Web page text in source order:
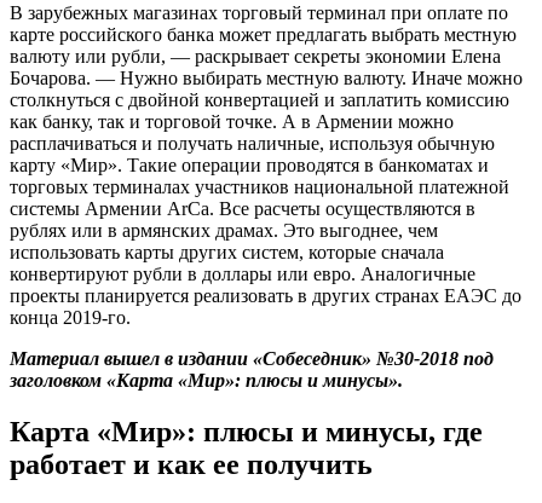
В зарубежных магазинах торговый терминал при оплате по
карте российского банка может предлагать выбрать местную
валюту или рубли, — раскрывает секреты экономии Елена
Бочарова. — Нужно выбирать местную валюту. Иначе можно
столкнуться с двойной конвертацией и заплатить комиссию
как банку, так и торговой точке. А в Армении можно
расплачиваться и получать наличные, используя обычную
карту «Мир». Такие операции проводятся в банкоматах и
торговых терминалах участников национальной платежной
системы Армении ArCa. Все расчеты осуществляются в
рублях или в армянских драмах. Это выгоднее, чем
использовать карты других систем, которые сначала
конвертируют рубли в доллары или евро. Аналогичные
проекты планируется реализовать в других странах ЕАЭС до
конца 2019-го.
Материал вышел в издании «Собеседник» №30-2018 под
заголовком «Карта «Мир»: плюсы и минусы».
Карта «Мир»: плюсы и минусы, где
работает и как ее получить